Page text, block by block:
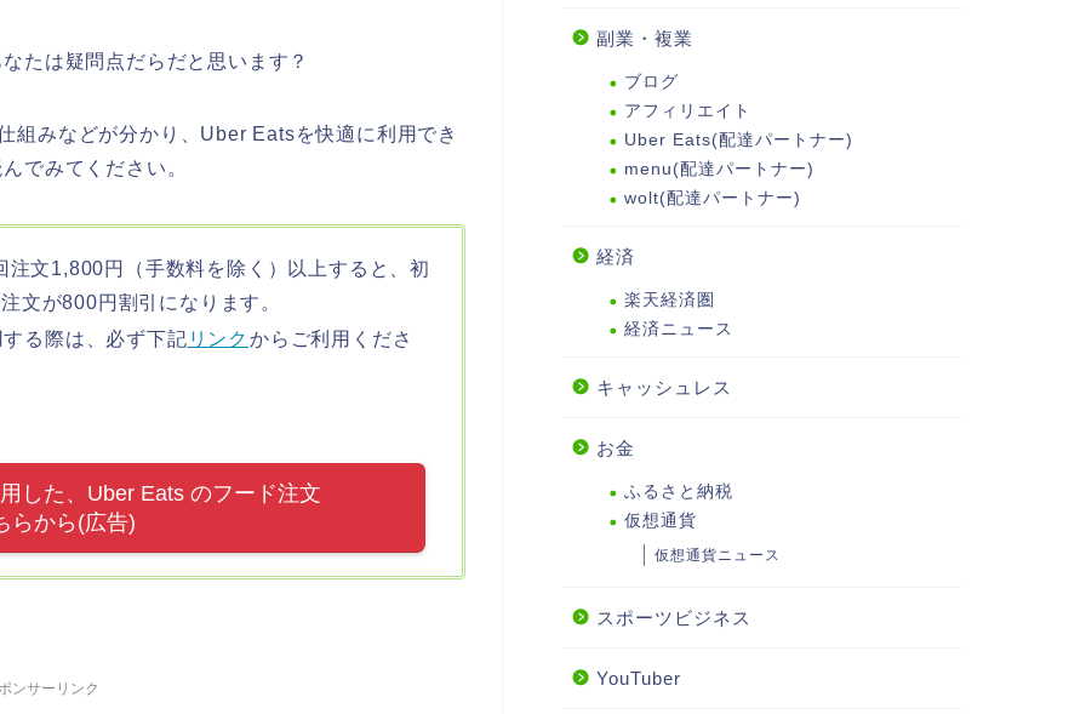
たは疑問点だらだと思います？
組みなどが分かり、Uber Eatsを快適に利用でき
でみてください。
文1,800円（手数料を除く）以上すると、初
文が800円割引になります。
る際は、必ず下記 リンク からご利用くださ
した、Uber Eats のフード注文
らから(広告)
ンサーリンク
副業・複業
ブログ
アフィリエイト
Uber Eats(配達パートナー)
menu(配達パートナー)
wolt(配達パートナー)
経済
楽天経済圏
経済ニュース
キャッシュレス
お金
ふるさと納税
仮想通貨
仮想通貨ニュース
スポーツビジネス
YouTuber